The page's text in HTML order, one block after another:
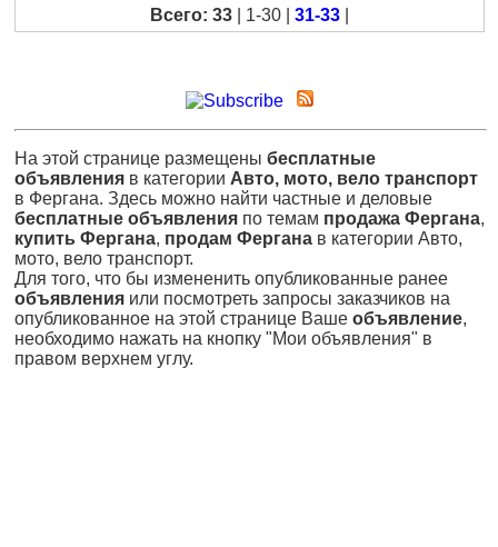
Всего: 33 | 1-30 | 31-33
На этой странице размещены бесплатные
объявления в категории Авто, мото, вело транспорт
в Фергана. Здесь можно найти частные и деловые
бесплатные объявления по темам продажа Фергана,
купить Фергана, продам Фергана в категории Авто,
мото, вело транспорт.
Для того, что бы измененить опубликованные ранее
объявления или посмотреть запросы заказчиков на
опубликованное на этой странице Ваше объявление,
необходимо нажать на кнопку "Мои объявления" в
правом верхнем углу.